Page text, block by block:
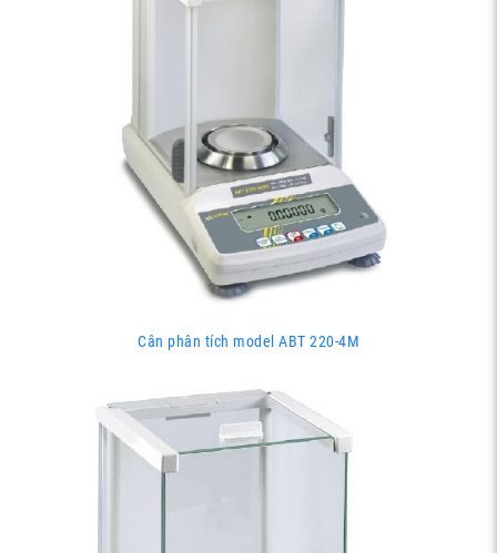
Cân phân tích model ABT 220-4M